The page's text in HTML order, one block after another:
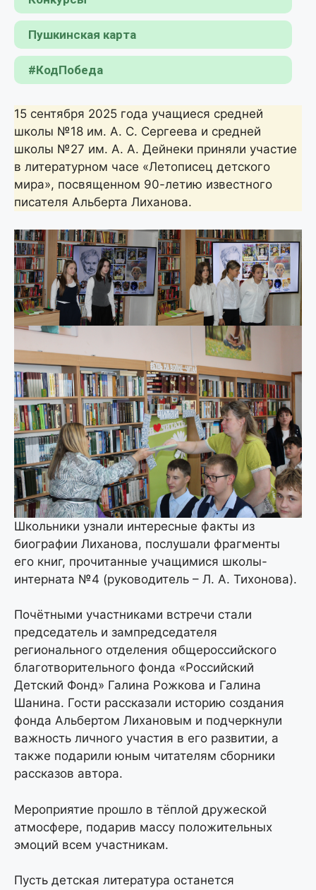
Пушкинская карта
#КодПобеда
15 сентября 2025 года учащиеся средней
школы №18 им. А. С. Сергеева и средней
школы №27 им. А. А. Дейнеки приняли участие
в литературном часе «Летописец детского
мира», посвященном 90-летию известного
писателя Альберта Лиханова.
Школьники узнали интересные факты из
биографии Лиханова, послушали фрагменты
его книг, прочитанные учащимися школы-
интерната №4 (руководитель – Л. А. Тихонова).
Почётными участниками встречи стали
председатель и зампредседателя
регионального отделения общероссийского
благотворительного фонда «Российский
Детский Фонд» Галина Рожкова и Галина
Шанина. Гости рассказали историю создания
фонда Альбертом Лихановым и подчеркнули
важность личного участия в его развитии, а
также подарили юным читателям сборники
рассказов автора.
Мероприятие прошло в тёплой дружеской
атмосфере, подарив массу положительных
эмоций всем участникам.
Пусть детская литература останется